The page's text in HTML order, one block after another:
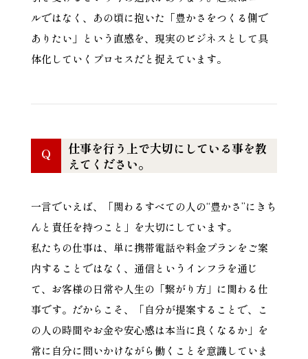
ルではなく、あの頃に抱いた「豊かさをつくる側で
ありたい」という直感を、現実のビジネスとして具
体化していくプロセスだと捉えています。
Q
仕事を行う上で大切にしている事を教
えてください。
一言でいえば、「関わるすべての人の“豊かさ”にきち
んと責任を持つこと」を大切にしています。
私たちの仕事は、単に携帯電話や料金プランをご案
内することではなく、通信というインフラを通じ
て、お客様の日常や人生の「繋がり方」に関わる仕
事です。だからこそ、「自分が提案することで、こ
の人の時間やお金や安心感は本当に良くなるか」を
常に自分に問いかけながら働くことを意識していま